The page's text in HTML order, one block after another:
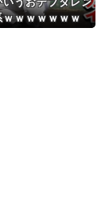
ｗｗｗｗｗｗ